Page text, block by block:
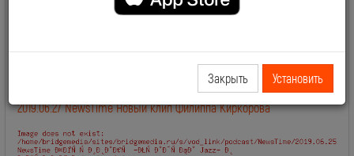
Закрыть Установить
2019.06.27 NewsTime Новый клип Филиппа Киркорова